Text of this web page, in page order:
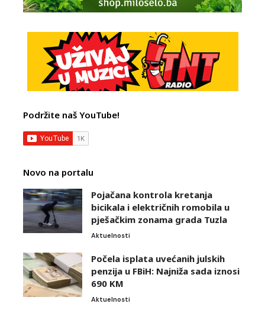
Podržite naš YouTube!
Novo na portalu
Pojačana kontrola kretanja
bicikala i električnih romobila u
pješačkim zonama grada Tuzla
Aktuelnosti
Počela isplata uvećanih julskih
penzija u FBiH: Najniža sada iznosi
690 KM
Aktuelnosti